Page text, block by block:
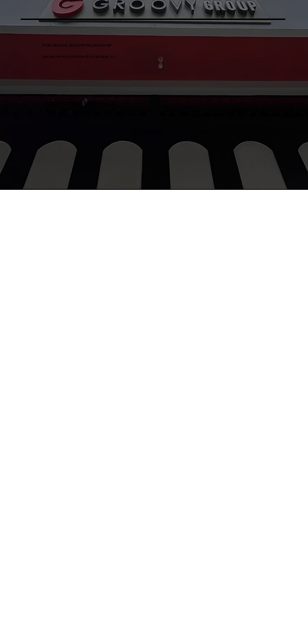
FOR VENUE & VENDOR RELATIONSHIP
please send your price & catalogue to:
procurementgroovygroup@gmail.com